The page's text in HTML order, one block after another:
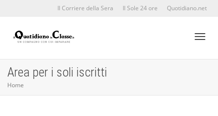
Il Corriere della Sera Il Sole 24 ore Quotidiano.net
Area per i soli iscritti
Home